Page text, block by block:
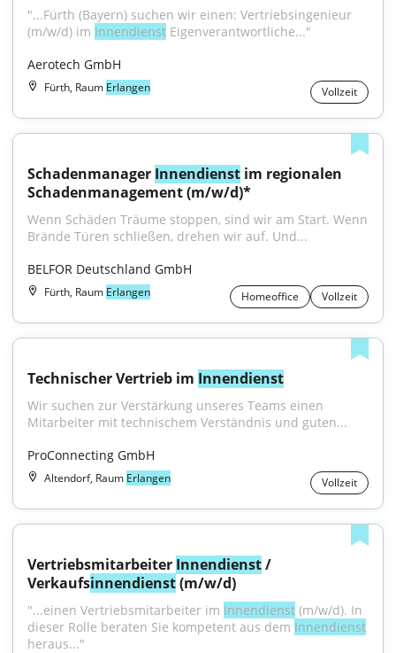
"...Fürth (Bayern) suchen wir einen: Vertriebsingenieur
(m/w/d) im Innendienst Eigenverantwortliche..."
Aerotech GmbH
Fürth, Raum Erlangen Vollzeit
Schadenmanager Innendienst im regionalen
Schadenmanagement (m/w/d)*
Wenn Schäden Träume stoppen, sind wir am Start. Wenn
Brände Türen schließen, drehen wir auf. Und...
BELFOR Deutschland GmbH
Fürth, Raum Erlangen Homeoffice Vollzeit
Technischer Vertrieb im Innendienst
Wir suchen zur Verstärkung unseres Teams einen
Mitarbeiter mit technischem Verständnis und guten...
ProConnecting GmbH
Altendorf, Raum Erlangen Vollzeit
Vertriebsmitarbeiter Innendienst /
Verkaufsinnendienst (m/w/d)
"...einen Vertriebsmitarbeiter im Innendienst (m/w/d). In
dieser Rolle beraten Sie kompetent aus dem Innendienst
heraus..."